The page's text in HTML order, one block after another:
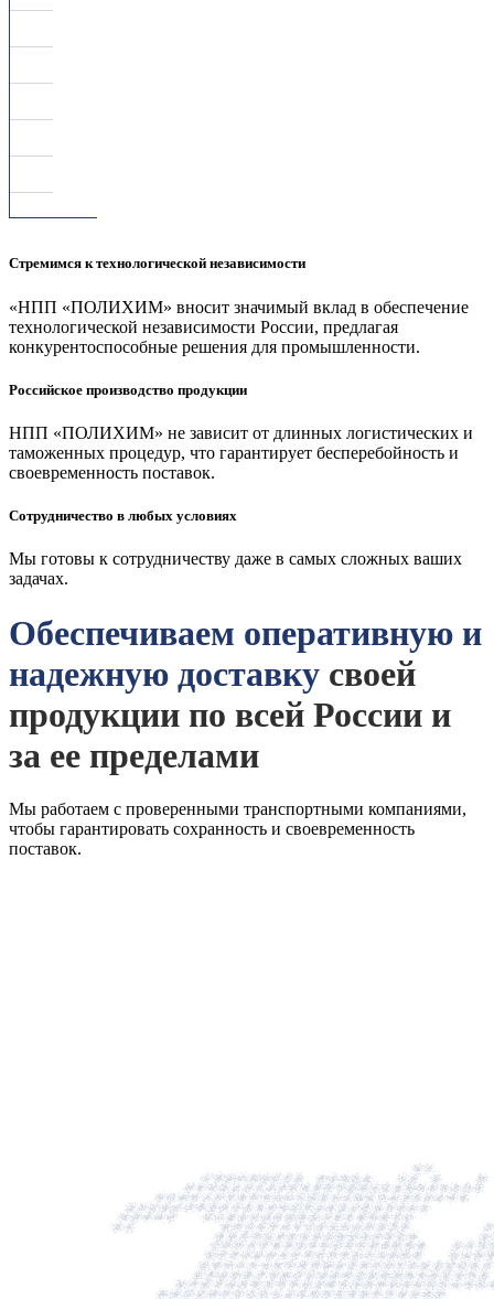
Стремимся к технологической независимости
«НПП «ПОЛИХИМ» вносит значимый вклад в обеспечение
технологической независимости России, предлагая
конкурентоспособные решения для промышленности.
Российское производство продукции
НПП «ПОЛИХИМ» не зависит от длинных логистических и
таможенных процедур, что гарантирует бесперебойность и
своевременность поставок.
Сотрудничество в любых условиях
Мы готовы к сотрудничеству даже в самых сложных ваших
задачах.
Обеспечиваем оперативную и
надежную доставку своей
продукции по всей России и
за ее пределами
Мы работаем с проверенными транспортными компаниями,
чтобы гарантировать сохранность и своевременность
поставок.